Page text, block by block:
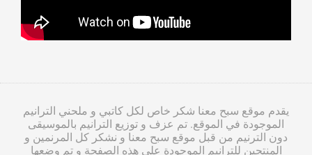
يقدم موقع سبح معنا شكر خاص لكل كاتبي و ملحني الترانيم
الموجودة في الموقع. تم عزف و توزيع الترانيم بالموسيقى
دون الترنيم من قبل موقع سبح معنا و نشكر كل المرنمين و
المنتجين للترانيم الموجودة على هذه الصفحة و تم وضعها